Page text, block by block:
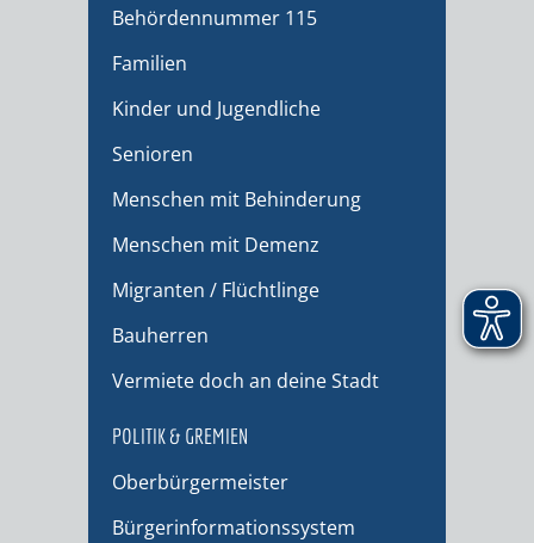
Behördennummer 115
Familien
Kinder und Jugendliche
Senioren
Menschen mit Behinderung
Menschen mit Demenz
Migranten / Flüchtlinge
Bauherren
Vermiete doch an deine Stadt
POLITIK & GREMIEN
Oberbürgermeister
Bürgerinformationssystem